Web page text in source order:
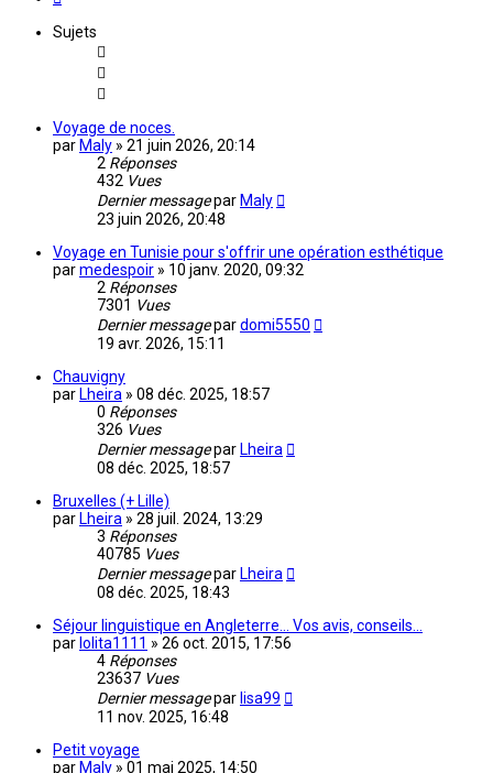
Sujets
Voyage de noces.
par Maly » 21 juin 2026, 20:14
2 Réponses
432 Vues
Dernier messagepar Maly
23 juin 2026, 20:48
Voyage en Tunisie pour s'offrir une opération esthétique
parmedespoir » 10 janv. 2020, 09:32
2 Réponses
7301 Vues
Dernier messagepardomi5550
19 avr. 2026, 15:11
Chauvigny
par Lheira » 08 déc. 2025, 18:57
0 Réponses
326 Vues
Dernier messagepar Lheira
08 déc. 2025, 18:57
Bruxelles (+ Lille)
par Lheira » 28 juil. 2024, 13:29
3 Réponses
40785 Vues
Dernier messagepar Lheira
08 déc. 2025, 18:43
Séjour linguistique en Angleterre... Vos avis, conseils...
par lolita1111 » 26 oct. 2015, 17:56
4 Réponses
23637 Vues
Dernier messagepar lisa99
11 nov. 2025, 16:48
Petit voyage
par Maly » 01 mai 2025, 14:50